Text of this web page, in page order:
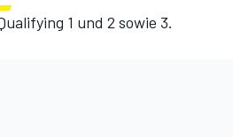
1 und 2 sowie 3.